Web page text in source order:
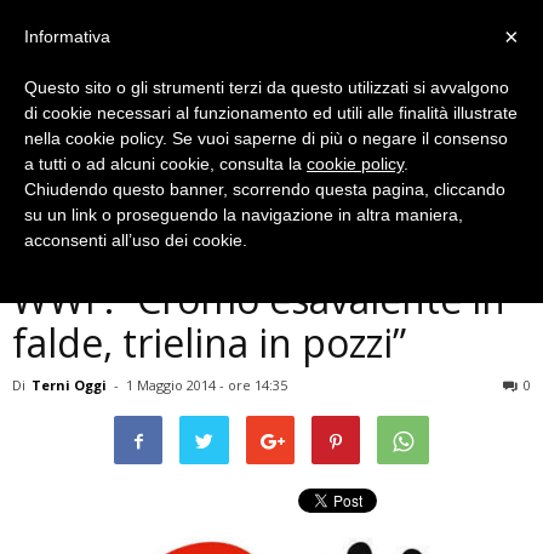
Cronaca
Terni, acqua, Italia Nostra-
WWF: ”Cromo esavalente in
falde, trielina in pozzi”
Di Terni Oggi - 1 Maggio 2014 - ore 14:35 0
×
Informativa
Questo sito o gli strumenti terzi da questo utilizzati si avvalgono
di cookie necessari al funzionamento ed utili alle finalità illustrate
nella cookie policy. Se vuoi saperne di più o negare il consenso
a tutti o ad alcuni cookie, consulta la cookie policy.
Chiudendo questo banner, scorrendo questa pagina, cliccando
su un link o proseguendo la navigazione in altra maniera,
acconsenti all’uso dei cookie.